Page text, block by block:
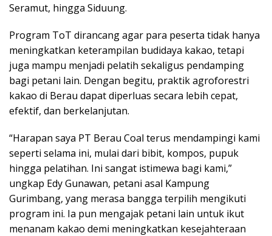
Seramut, hingga Siduung.
Program ToT dirancang agar para peserta tidak hanya
meningkatkan keterampilan budidaya kakao, tetapi
juga mampu menjadi pelatih sekaligus pendamping
bagi petani lain. Dengan begitu, praktik agroforestri
kakao di Berau dapat diperluas secara lebih cepat,
efektif, dan berkelanjutan.
“Harapan saya PT Berau Coal terus mendampingi kami
seperti selama ini, mulai dari bibit, kompos, pupuk
hingga pelatihan. Ini sangat istimewa bagi kami,”
ungkap Edy Gunawan, petani asal Kampung
Gurimbang, yang merasa bangga terpilih mengikuti
program ini. Ia pun mengajak petani lain untuk ikut
menanam kakao demi meningkatkan kesejahteraan